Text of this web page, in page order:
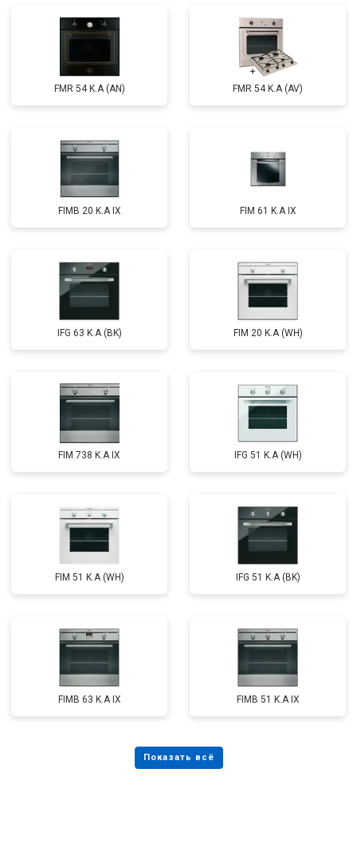
FMR 54 K.A (AN) FMR 54 K.A (AV)
FIMB 20 K.A IX FIM 61 K.A IX
IFG 63 K.A (BK) FIM 20 K.A (WH)
FIM 738 K.A IX IFG 51 K.A (WH)
FIM 51 K.A (WH) IFG 51 K.A (BK)
FIMB 63 K.A IX FIMB 51 K.A IX